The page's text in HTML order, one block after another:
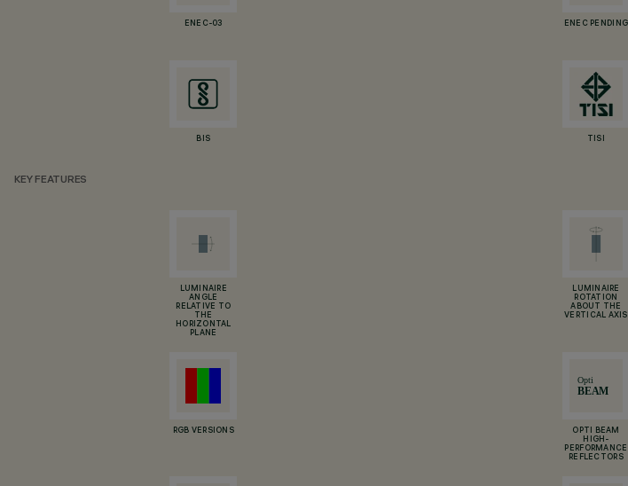
ENEC-03 ENEC PENDING
BIS TISI
KEY FEATURES
LUMINAIRE
ANGLE
RELATIVE TO
THE
HORIZONTAL
PLANE
LUMINAIRE
ROTATION
ABOUT THE
VERTICAL AXIS
RGB VERSIONS
OPTI BEAM
HIGH-
PERFORMANCE
REFLECTORS